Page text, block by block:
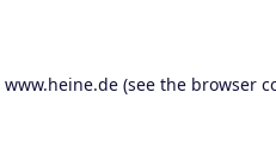
www.heine.de(see the browser